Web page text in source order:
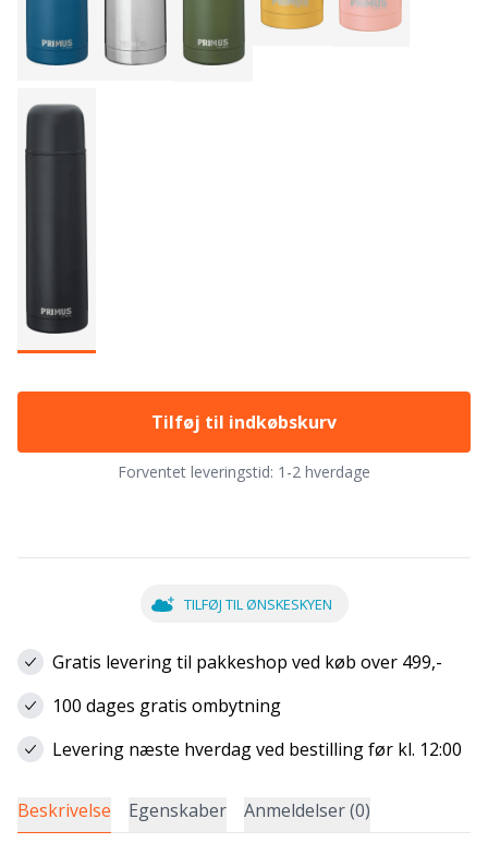
Tilføj til indkøbskurv
Forventet leveringstid: 1-2 hverdage
TILFØJ TIL ØNSKESKYEN
Gratis levering til pakkeshop ved køb over 499,-
100 dages gratis ombytning
Levering næste hverdag ved bestilling før kl. 12:00
Beskrivelse Egenskaber Anmeldelser (0)